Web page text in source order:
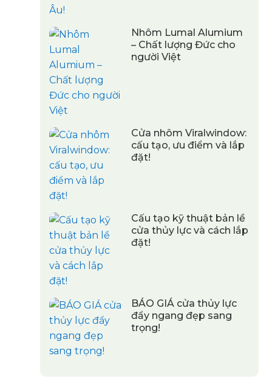
Nhôm Lumal Alumium
– Chất lượng Đức cho
người Việt
Cửa nhôm Viralwindow:
cấu tạo, ưu điểm và lắp
đặt!
Cấu tạo kỹ thuật bản lề
cửa thủy lực và cách lắp
đặt!
BÁO GIÁ cửa thủy lực
đẩy ngang đẹp sang
trọng!